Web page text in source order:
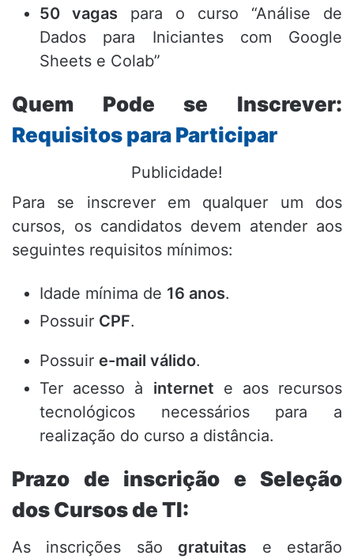
50 vagas para o curso “Análise de
Dados para Iniciantes com Google
Sheets e Colab”
Quem Pode se Inscrever:
Requisitos para Participar
Publicidade!
Para se inscrever em qualquer um dos
cursos, os candidatos devem atender aos
seguintes requisitos mínimos:
Idade mínima de 16 anos.
Possuir CPF.
Possuir e-mail válido.
Ter acesso à internet e aos recursos
tecnológicos necessários para a
realização do curso a distância.
Prazo de inscrição e Seleção
dos Cursos de TI:
As inscrições são gratuitas e estarão